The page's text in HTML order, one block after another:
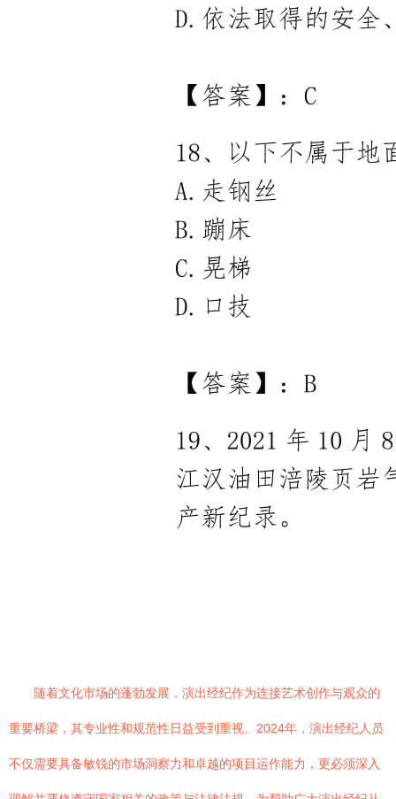
随着文化市场的蓬勃发展，演出经纪作为连接艺术创作与观众的
重要桥梁，其专业性和规范性日益受到重视。2024年，演出经纪人员
不仅需要具备敏锐的市场洞察力和卓越的项目运作能力，更必须深入